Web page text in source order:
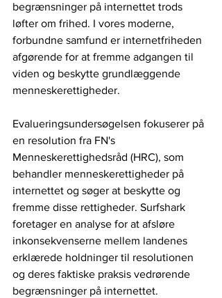
begrænsninger på internettet trods
løfter om frihed. I vores moderne,
forbundne samfund er internetfriheden
afgørende for at fremme adgangen til
viden og beskytte grundlæggende
menneskerettigheder.
Evalueringsundersøgelsen fokuserer på
en resolution fra FN's
Menneskerettighedsråd (HRC), som
behandler menneskerettigheder på
internettet og søger at beskytte og
fremme disse rettigheder. Surfshark
foretager en analyse for at afsløre
inkonsekvenserne mellem landenes
erklærede holdninger til resolutionen
og deres faktiske praksis vedrørende
begrænsninger på internettet.